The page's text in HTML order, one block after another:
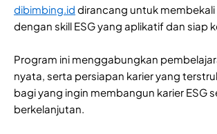
dibimbing.id dirancang untuk
dengan skill ESG yang aplikatif dan siap
Program ini menggabungkan
nyata, serta persiapan karier yang
bagi yang ingin membangun karier ESG
berkelanjutan.